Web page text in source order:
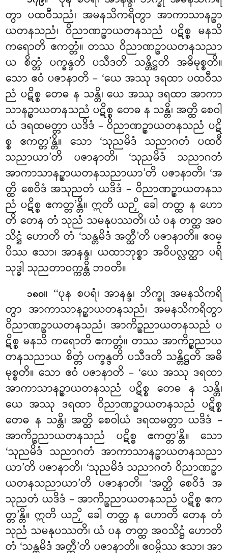
တွာ ပထဝီသညံ၊ အမနသိကရိတွာ အာကာသာနဉ္စာ
ယတနသညံ၊ ဝိညာဏဉ္စာယတနသညံ ပဋိစ္စ မနသိ
ကရောတိ ဧကတ္တံ။ တဿ ဝိညာဏဉ္စာယတနသညာ
ယ စိတ္တံ ပက္ခန္ဒတိ ပသီဒတိ သန္တိဋ္ဌတိ အဓိမုစ္စတိ။
သော ဧဝံ ပဇာနာတိ – ‘ယေ အဿု ဒရထာ ပထဝီသ
ညံပဋိစ္စ တေဓ န သန္တိ၊ ယေ အဿု ဒရထာ အာကာ
သာနဉ္စာယတနသညံ ပဋိစ္စ တေဓ န သန္တိ၊ အတ္ထိ စေဝါ
ယံ ဒရထမတ္တာ ယဒိဒံ – ဝိညာဏဉ္စာယတနသညံ ပဋိ
စ္စ ဧကတ္တ’န္တိ။ သော ‘သုညမိဒံ သညာဂတံ ပထဝီ
သညာယာ’တိ ပဇာနာတိ၊ ‘သုညမိဒံ သညာဂတံ
အာကာသာနဉ္စာယတနသညာယာ’တိ ပဇာနာတိ၊ ‘အ
တ္ထိ စေဝိဒံ အသုညတံ ယဒိဒံ – ဝိညာဏဉ္စာယတနသ
ညံ ပဋိစ္စ ဧကတ္တ’န္တိ။ ဣတိ ယဉှိ ခေါ တတ္ထ န ဟော
တိ တေန တံ သုညံ သမနုပဿတိ၊ ယံ ပန တတ္ထ အဝ
သိဋ္ဌံ ဟောတိ တံ ‘သန္တမိဒံ အတ္ထီ’တိ ပဇာနာတိ။ ဧဝမ္
ပိဿ ဧသာ၊ အာနန္ဒ၊ ယထာဘုစ္စာ အဝိပလ္လတ္ထာ ပရိ
သုဒ္ဓါ သုညတာဝက္ကန္တိ ဘဝတိ။
၁၈၀။ ‘‘ပုန စပရံ၊ အာနန္ဒ၊ ဘိက္ခု အမနသိကရိ
တွာ အာကာသာနဉ္စာယတနသညံ၊ အမနသိကရိတွာ
ဝိညာဏဉ္စာယတနသညံ၊ အာကိဉ္စညာယတနသညံ ပ
ဋိစ္စ မနသိ ကရောတိ ဧကတ္တံ။ တဿ အာကိဉ္စညာယ
တနသညာယ စိတ္တံ ပက္ခန္ဒတိ ပသီဒတိ သန္တိဋ္ဌတိ အဓိ
မုစ္စတိ။ သော ဧဝံ ပဇာနာတိ – ‘ယေ အဿု ဒရထာ
အာကာသာနဉ္စာယတနသညံ ပဋိစ္စ တေဓ န သန္တိ၊
ယေ အဿု ဒရထာ ဝိညာဏဉ္စာယတနသညံ ပဋိစ္စ
တေဓ န သန္တိ၊ အတ္ထိ စေဝါယံ ဒရထမတ္တာ ယဒိဒံ –
အာကိဉ္စညာယတနသညံ ပဋိစ္စ ဧကတ္တ’န္တိ။ သော
‘သုညမိဒံ သညာဂတံ အာကာသာနဉ္စာယတနသညာ
ယာ’တိ ပဇာနာတိ၊ ‘သုညမိဒံ သညာဂတံ ဝိညာဏဉ္စာ
ယတနသညာယာ’တိ ပဇာနာတိ၊ ‘အတ္ထိ စေဝိဒံ အ
သုညတံ ယဒိဒံ – အာကိဉ္စညာယတနသညံ ပဋိစ္စ ဧက
တ္တ’န္တိ။ ဣတိ ယဉှိ ခေါ တတ္ထ န ဟောတိ တေန တံ
သုညံ သမနုပဿတိ၊ ယံ ပန တတ္ထ အဝသိဋ္ဌံ ဟောတိ
တံ ‘သန္တမိဒံ အတ္ထီ’တိ ပဇာနာတိ။ ဧဝမ္ပိဿ ဧသာ၊ အာ